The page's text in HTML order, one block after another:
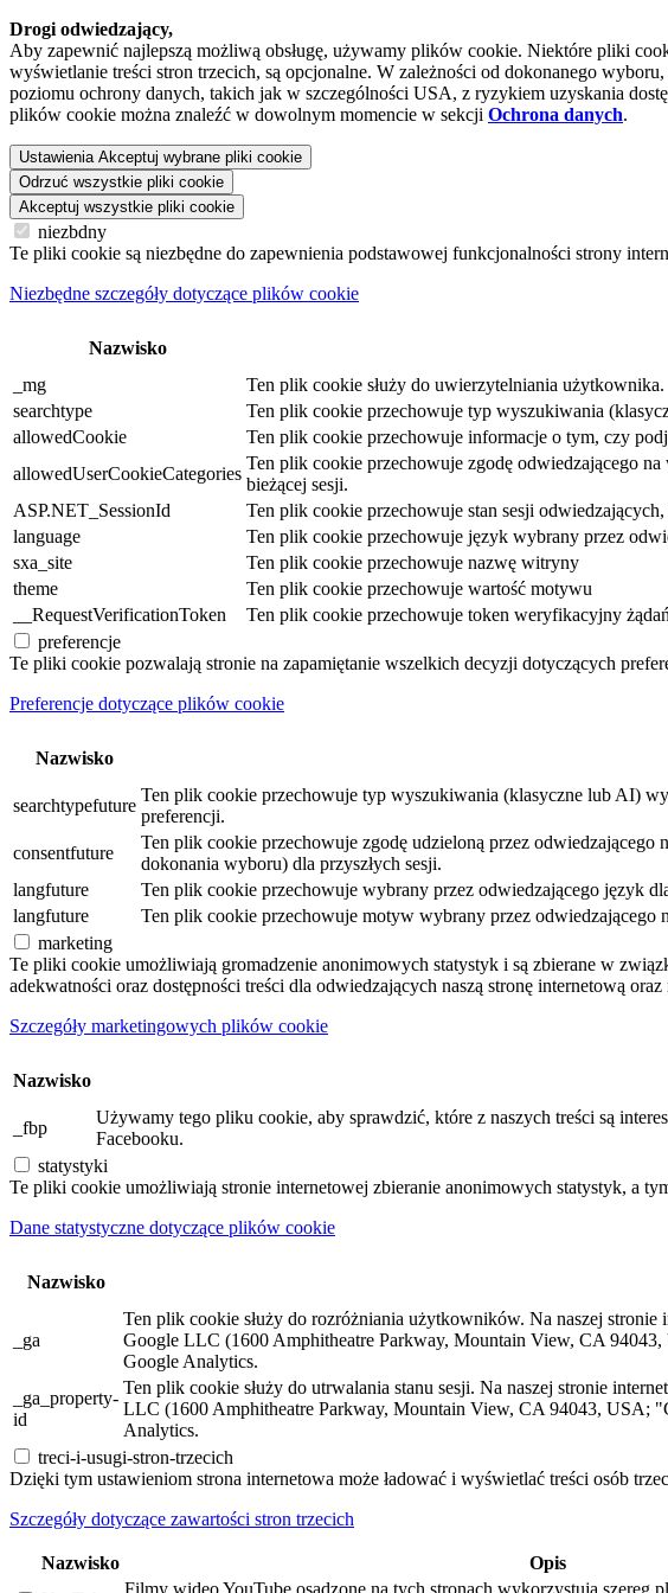
Drogi odwiedzający,
Aby zapewnić najlepszą możliwą obsługę, używamy plików cookie. Niektóre pliki
wyświetlanie treści stron trzecich, są opcjonalne. W zależności od dokonanego
poziomu ochrony danych, takich jak w szczególności USA, z ryzykiem uzyskania
plików cookie można znaleźć w dowolnym momencie w sekcji Ochrona danych.
Ustawienia Akceptuj wybrane pliki cookie
Odrzuć wszystkie pliki cookie
Akceptuj wszystkie pliki cookie
niezbdny
Te pliki cookie są niezbędne do zapewnienia podstawowej funkcjonalności strony
Niezbędne szczegóły dotyczące plików cookie
Nazwisko
_mg
Ten plik cookie służy do uwierzytelniania użytkownika.
searchtype
Ten plik cookie przechowuje typ wyszukiwania
allowedCookie
Ten plik cookie przechowuje informacje o tym, czy
allowedUserCookieCategories
Ten plik cookie przechowuje zgodę odwiedzającego
bieżącej sesji.
ASP.NET_SessionId
Ten plik cookie przechowuje stan sesji
language
Ten plik cookie przechowuje język wybrany przez
sxa_site
Ten plik cookie przechowuje nazwę witryny
theme
Ten plik cookie przechowuje wartość motywu
__RequestVerificationToken
Ten plik cookie przechowuje token weryfikacyjny
preferencje
Te pliki cookie pozwalają stronie na zapamiętanie wszelkich decyzji dotyczących
Preferencje dotyczące plików cookie
Nazwisko
searchtypefuture
Ten plik cookie przechowuje typ wyszukiwania (klasyczne lub AI)
preferencji.
consentfuture
Ten plik cookie przechowuje zgodę udzieloną przez
dokonania wyboru) dla przyszłych sesji.
langfuture
Ten plik cookie przechowuje wybrany przez odwiedzającego język
langfuture
Ten plik cookie przechowuje motyw wybrany przez odwiedzającego
marketing
Te pliki cookie umożliwiają gromadzenie anonimowych statystyk i są zbierane w
adekwatności oraz dostępności treści dla odwiedzających naszą stronę internetową
Szczegóły marketingowych plików cookie
Nazwisko
_fbp
Używamy tego pliku cookie, aby sprawdzić, które z naszych treści są
Facebooku.
statystyki
Te pliki cookie umożliwiają stronie internetowej zbieranie anonimowych statystyk, a
Dane statystyczne dotyczące plików cookie
Nazwisko
_ga
Ten plik cookie służy do rozróżniania użytkowników. Na naszej
Google LLC (1600 Amphitheatre Parkway, Mountain View, CA
Google Analytics.
_ga_property-
id
Ten plik cookie służy do utrwalania stanu sesji. Na naszej stronie
LLC (1600 Amphitheatre Parkway, Mountain View, CA 94043, USA;
Analytics.
treci-i-usugi-stron-trzecich
Dzięki tym ustawieniom strona internetowa może ładować i wyświetlać treści osób
Szczegóły dotyczące zawartości stron trzecich
Nazwisko Opis
Filmy wideo YouTube osadzone na tych stronach wykorzystują szereg